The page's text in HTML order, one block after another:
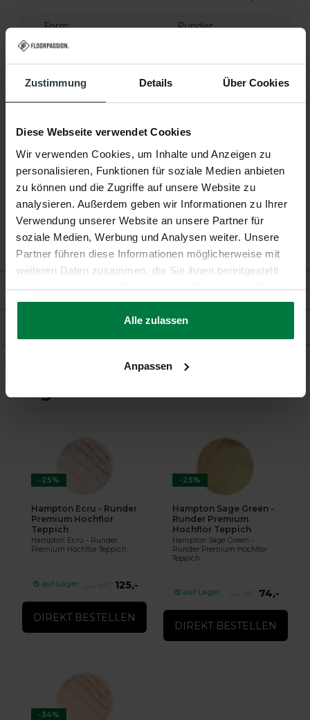
Zustimmung Details Über Cookies
Diese Webseite verwendet Cookies
Wir verwenden Cookies, um Inhalte und Anzeigen zu
personalisieren, Funktionen für soziale Medien anbieten
zu können und die Zugriffe auf unsere Website zu
analysieren. Außerdem geben wir Informationen zu Ihrer
Verwendung unserer Website an unsere Partner für
soziale Medien, Werbung und Analysen weiter. Unsere
Partner führen diese Informationen möglicherweise mit
weiteren Daten zusammen, die Sie ihnen bereitgestellt
haben oder die sie im Rahmen Ihrer Nutzung der Dienste
gesammelt haben.
Alle zulassen
Anpassen
Bewertungen
Form: Ründer
Höhe: 6 Centimeter
Produktionsland: Niederlande
Garantie: 2 Jahre
Fußbodenheizung: Geeignet
Ergänzende Produkte
-25%
Hampton Ecru - Runder
Premium Hochflor
Teppich
Hampton Ecru - Runder
Premium Hochflor Teppich
auf Lager 125,-
DIREKT BESTELLEN
-25%
Hampton Sage Green -
Runder Premium
Hochflor Teppich
Hampton Sage Green -
Runder Premium Hochflor
Teppich
auf Lager 74,-
DIREKT BESTELLEN
-34%